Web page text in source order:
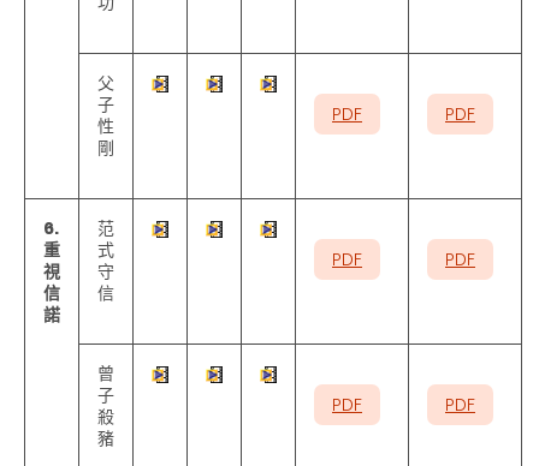
父
子
性
剛
PDF PDF
6.
重
視
信
諾
范
式
守
信
PDF PDF
曾
子
殺
豬
PDF PDF